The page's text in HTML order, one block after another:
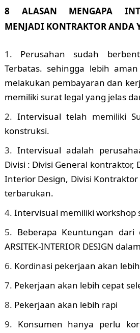
8 ALASAN MENGAPA
MENJADI KONTRAKTOR ANDA
Perusahan sudah
Terbatas. sehingga lebih
melakukan pembayaran dan
memiliki surat legal yang jelas
Intervisual telah memiliki
konstruksi.
Intervisual adalah
Divisi : Divisi General kontraktor,
Interior Design, Divisi Kontraktor
terbarukan.
Intervisual memiliki workshop
Beberapa Keuntungan dari
ARSITEK-INTERIOR DESIGN
Kordinasi pekerjaan akan
Pekerjaan akan lebih cepat
Pekerjaan akan lebih rapi
Konsumen hanya perlu